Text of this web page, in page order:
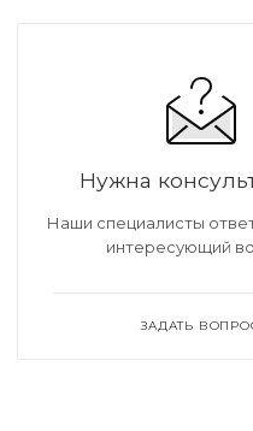
Купель 1700л. на 6-8
220 HOT, без печи и без
обшивки
Арт.: ARD260611
Нужна
Наши специалисты
интересующий
ЗАДАТЬ